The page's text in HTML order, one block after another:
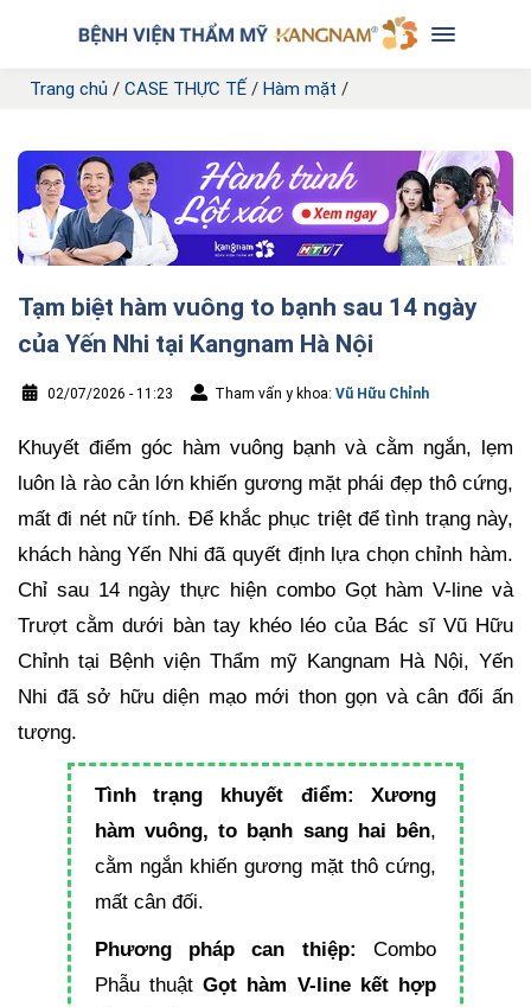
Trang chủ / CASE THỰC TẾ / Hàm mặt /
Tạm biệt hàm vuông to bạnh sau 14 ngày
của Yến Nhi tại Kangnam Hà Nội
02/07/2026 - 11:23 Tham vấn y khoa: Vũ Hữu Chỉnh
Khuyết điểm góc hàm vuông bạnh và cằm ngắn, lẹm
luôn là rào cản lớn khiến gương mặt phái đẹp thô cứng,
mất đi nét nữ tính. Để khắc phục triệt để tình trạng này,
khách hàng Yến Nhi đã quyết định lựa chọn chỉnh hàm.
Chỉ sau 14 ngày thực hiện combo Gọt hàm V-line và
Trượt cằm dưới bàn tay khéo léo của Bác sĩ Vũ Hữu
Chỉnh tại Bệnh viện Thẩm mỹ Kangnam Hà Nội, Yến
Nhi đã sở hữu diện mạo mới thon gọn và cân đối ấn
tượng.
Tình trạng khuyết điểm: Xương
hàm vuông, to bạnh sang hai bên,
cằm ngắn khiến gương mặt thô cứng,
mất cân đối.
Phương pháp can thiệp: Combo
Phẫu thuật Gọt hàm V-line kết hợp